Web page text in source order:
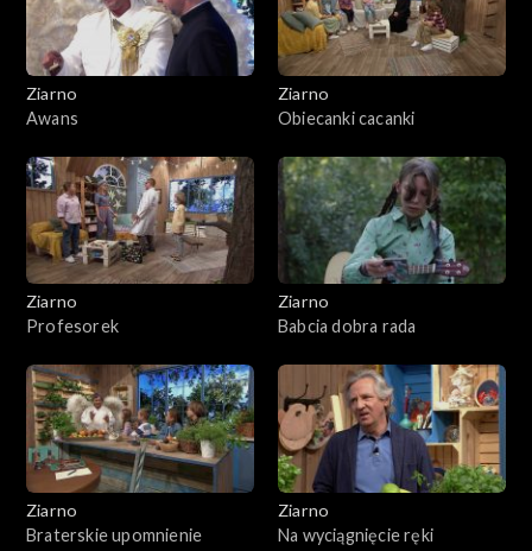
Ziarno
Awans
Ziarno
Obiecanki cacanki
Ziarno
Profesorek
Ziarno
Babcia dobra rada
Ziarno
Braterskie upomnienie
Ziarno
Na wyciągnięcie ręki